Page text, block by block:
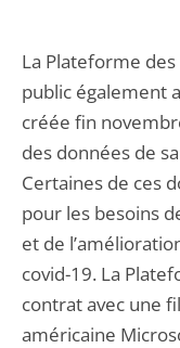
La Plateforme
public également
créée fin
des données de
Certaines de ces
pour les besoins
et de
covid-19. La
contrat avec une
américaine